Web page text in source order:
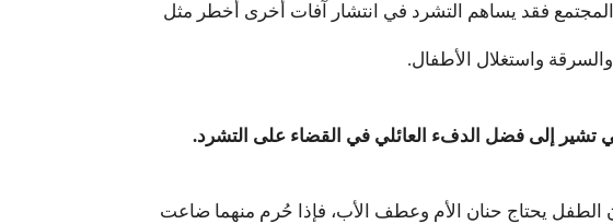
فقد يساهم التشرد في انتشار آفات أخرى أخطر مثل
واستغلال الأطفال.
الطفل يحتاج حنان الأم وعطف الأب، فإذا حُرم منهما ضاعت